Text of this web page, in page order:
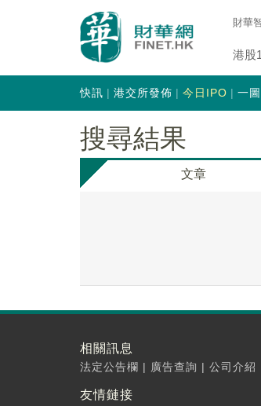
財華
港股
快訊 港交所發佈 今日IPO 一
搜尋結果
文章
相關訊息
法定公告欄 | 廣告查詢 | 公司介紹
友情鏈接